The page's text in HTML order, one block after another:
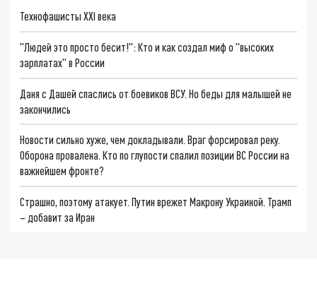
Технофашисты XXI века
"Людей это просто бесит!": Кто и как создал миф о "высоких
зарплатах" в России
Даня с Дашей спаслись от боевиков ВСУ. Но беды для малышей не
закончились
Новости сильно хуже, чем докладывали. Враг форсировал реку.
Оборона провалена. Кто по глупости спалил позиции ВС России на
важнейшем фронте?
Страшно, поэтому атакует. Путин врежет Макрону Украиной. Трамп
– добавит за Иран